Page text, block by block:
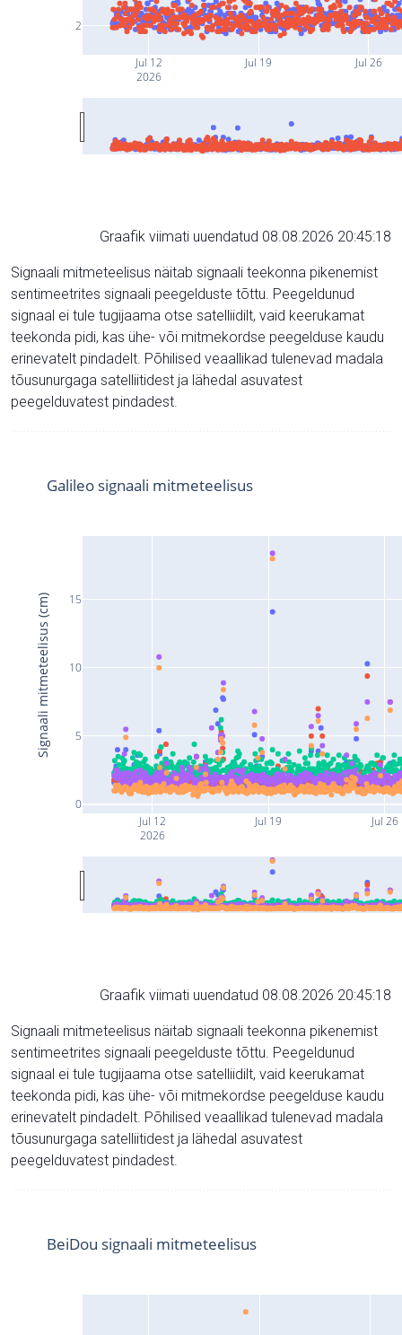
Jul 12
2026
Jul 19 Jul 26
2
Graafik viimati uuendatud 08.08.2026 20:45:18
Signaali mitmeteelisus näitab signaali teekonna pikenemist
sentimeetrites signaali peegelduste tõttu. Peegeldunud
signaal ei tule tugijaama otse satelliidilt, vaid keerukamat
teekonda pidi, kas ühe- või mitmekordse peegelduse kaudu
erinevatelt pindadelt. Põhilised veaallikad tulenevad madala
tõusunurgaga satelliitidest ja lähedal asuvatest
peegelduvatest pindadest.
Jul 12
2026
Jul 19 Jul 26
0
5
10
15
Galileo signaali mitmeteelisus
Signaali mitmeteelisus (cm)
Graafik viimati uuendatud 08.08.2026 20:45:18
Signaali mitmeteelisus näitab signaali teekonna pikenemist
sentimeetrites signaali peegelduste tõttu. Peegeldunud
signaal ei tule tugijaama otse satelliidilt, vaid keerukamat
teekonda pidi, kas ühe- või mitmekordse peegelduse kaudu
erinevatelt pindadelt. Põhilised veaallikad tulenevad madala
tõusunurgaga satelliitidest ja lähedal asuvatest
peegelduvatest pindadest.
BeiDou signaali mitmeteelisus